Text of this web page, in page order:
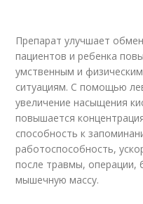
Препарат улучшает
пациентов и ребенка
умственным и
ситуациям. С помощью
увеличение насыщения
повышается
способность к
работоспособность,
после травмы, операции,
мышечную массу.